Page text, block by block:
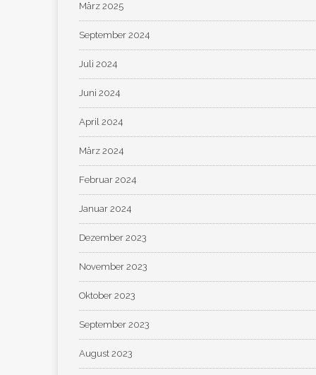
März 2025
September 2024
Juli 2024
Juni 2024
April 2024
März 2024
Februar 2024
Januar 2024
Dezember 2023
November 2023
Oktober 2023
September 2023
August 2023